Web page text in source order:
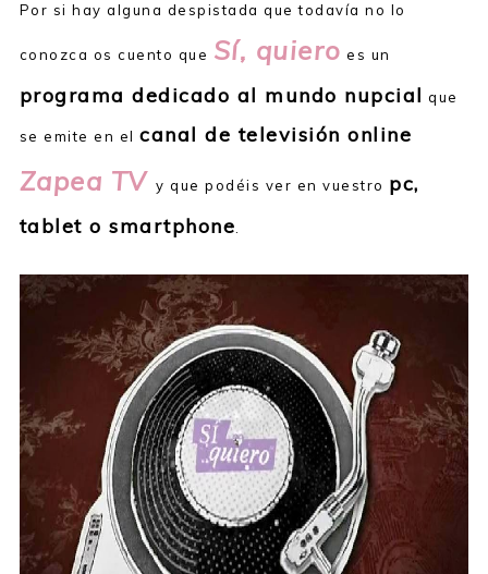
Por si hay alguna despistada que todavía no lo
conozca os cuento que Sí, quiero es un
programa dedicado al mundo nupcial que
se emite en elcanal de televisión online
Zapea TV y que podéis ver en vuestro pc,
tablet o smartphone.